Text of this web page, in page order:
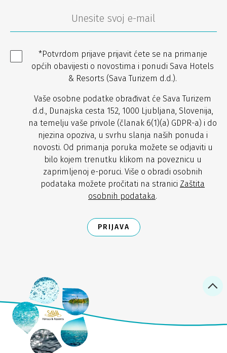
*Potvrdom prijave prijavit ćete se na primanje
općih obavijesti o novostima i ponudi Sava Hotels
& Resorts (Sava Turizem d.d.).
Vaše osobne podatke obrađivat će Sava Turizem
d.d., Dunajska cesta 152, 1000 Ljubljana, Slovenija,
na temelju vaše privole (članak 6(1)(a) GDPR-a) i do
njezina opoziva, u svrhu slanja naših ponuda i
novosti. Od primanja poruka možete se odjaviti u
bilo kojem trenutku klikom na poveznicu u
zaprimljenoj e-poruci. Više o obradi osobnih
podataka možete pročitati na stranici Zaštita
osobnih podataka.
PRIJAVA